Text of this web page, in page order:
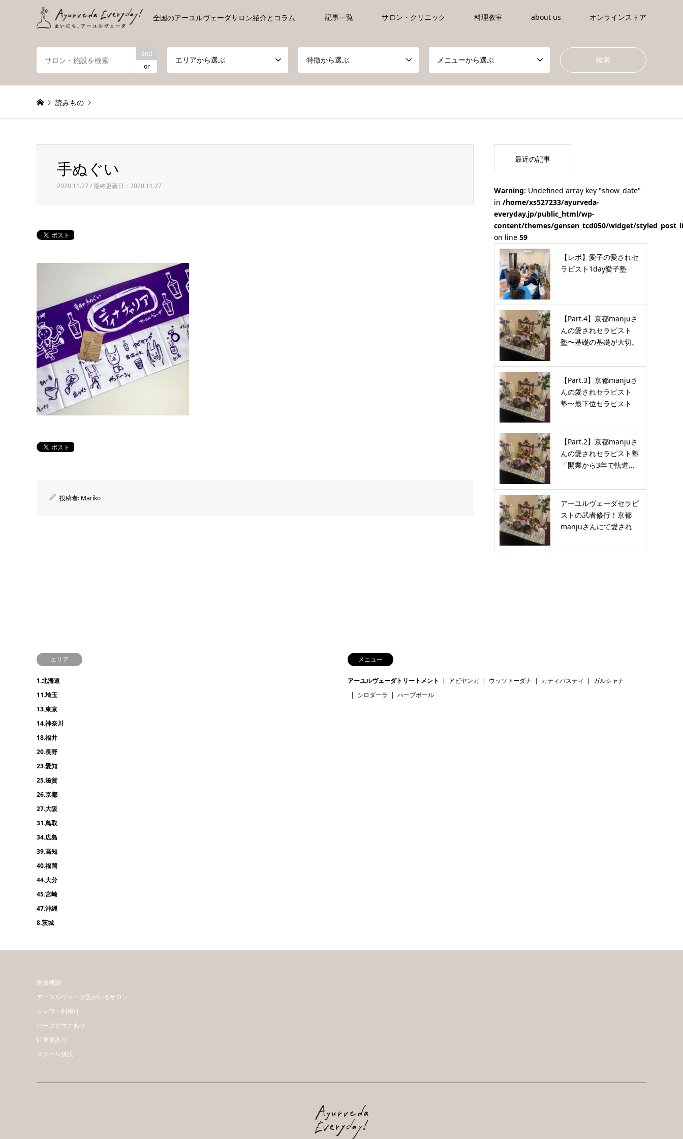
全国のアーユルヴェーダサロン紹介とコラム 記事一覧 サロン・クリニック 料理教室 about us オンラインストア
and
or
エリアから選ぶ 特徴から選ぶ メニューから選ぶ
読みもの
手ぬぐい手ぬぐい
2020.11.27 / 最終更新日：2020.11.27
投稿者: Mariko
最近の記事
Warning: Undefined array key "show_date"
in /home/xs527233/ayurveda-
everyday.jp/public_html/wp-
content/themes/gensen_tcd050/widget/
on line 59
【レポ】愛子の愛されセ
ラピスト1day愛子塾
【Part.4】京都manjuさ
んの愛されセラピスト
塾〜基礎の基礎が大切。
【Part.3】京都manjuさ
んの愛されセラピスト
塾〜最下位セラピスト
【Part.2】京都manjuさ
んの愛されセラピスト塾
「開業から3年で軌道…
アーユルヴェーダセラピ
ストの武者修行！京都
manjuさんにて愛され
エリア
1.北海道
11.埼玉
13.東京
14.神奈川
18.福井
20.長野
23.愛知
25.滋賀
26.京都
27.大阪
31.鳥取
34.広島
39.高知
40.福岡
44.大分
45.宮崎
47.沖縄
8.茨城
メニュー
アーユルヴェーダトリートメント アビヤンガ ウッツァーダナ カティバスティ
ガルシャナ
シロダーラ
ハーブボール
医療機関
アーユルヴェーダ医がいるサロン
シャワー利用可
ハーブサウナあり
駐車場あり
スクール併設